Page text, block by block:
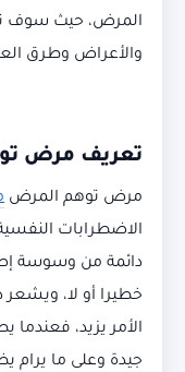
المرض، حيث سوف
والأعراض وطرق
تعريف مرض
مرض توهم المرض
الاضطرابات
دائمة من وسوسة
خطيرا أو لا، ويشعر
الأمر يزيد،
جيدة وعلى ما يرام